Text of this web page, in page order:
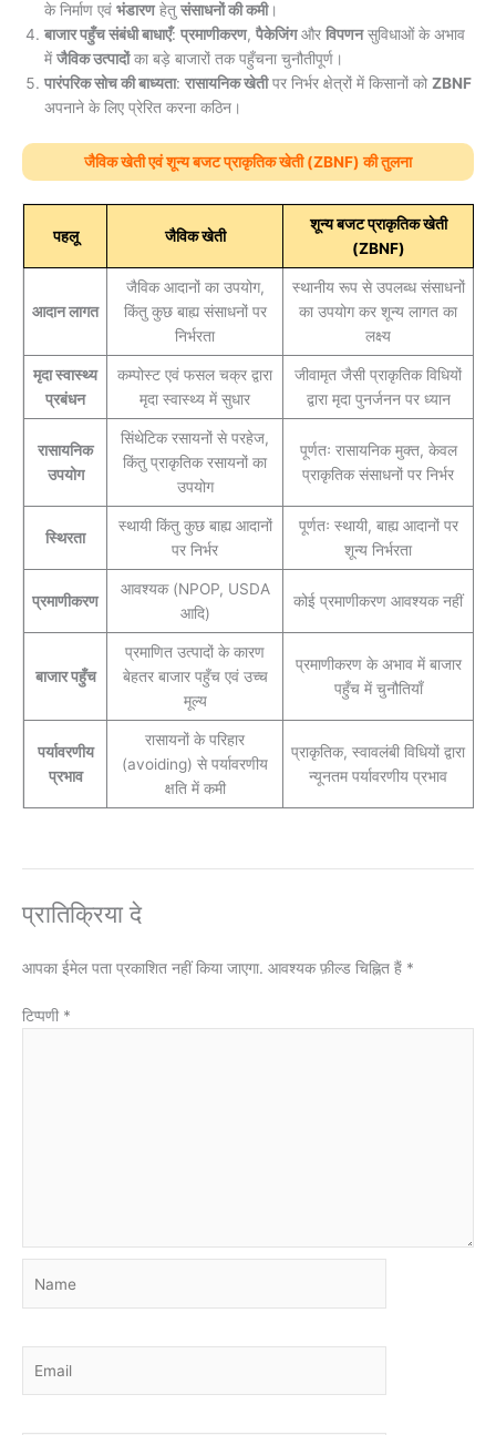
के निर्माण एवं भंडारणहेतु संसाधनों की कमी।
बाजार पहुँच संबंधी बाधाएँ: प्रमाणीकरण, पैकेजिंगऔर विपणनसुविधाओं के अभाव
मेंजैविक उत्पादोंका बड़े बाजारों तक पहुँचना चुनौतीपूर्ण।
पारंपरिक सोच की बाध्यता: रासायनिक खेतीपर निर्भर क्षेत्रों में किसानों को ZBNF
अपनाने के लिए प्रेरित करना कठिन।
जैविक खेती एवं शून्य बजट प्राकृतिक खेती (ZBNF) की तुलना
पहलू जैविक खेती
शून्य बजट प्राकृतिक खेती
(ZBNF)
आदान लागत
जैविक आदानों का उपयोग,
किंतु कुछ बाह्य संसाधनों पर
निर्भरता
स्थानीय रूप से उपलब्ध संसाधनों
का उपयोग कर शून्य लागत का
लक्ष्य
मृदा स्वास्थ्य
प्रबंधन
कम्पोस्ट एवं फसल चक्र द्वारा
मृदा स्वास्थ्य में सुधार
जीवामृत जैसी प्राकृतिक विधियों
द्वारा मृदा पुनर्जनन पर ध्यान
रासायनिक
उपयोग
सिंथेटिक रसायनों से परहेज,
किंतु प्राकृतिक रसायनों का
उपयोग
पूर्णतः रासायनिक मुक्त, केवल
प्राकृतिक संसाधनों पर निर्भर
स्थिरता
स्थायी किंतु कुछ बाह्य आदानों
पर निर्भर
पूर्णतः स्थायी, बाह्य आदानों पर
शून्य निर्भरता
प्रमाणीकरण
आवश्यक (NPOP, USDA
आदि)
कोई प्रमाणीकरण आवश्यक नहीं
बाजार पहुँच
प्रमाणित उत्पादों के कारण
बेहतर बाजार पहुँच एवं उच्च
मूल्य
प्रमाणीकरण के अभाव में बाजार
पहुँच में चुनौतियाँ
पर्यावरणीय
प्रभाव
रासायनों के परिहार
(avoiding) से पर्यावरणीय
क्षति में कमी
प्राकृतिक, स्वावलंबी विधियों द्वारा
न्यूनतम पर्यावरणीय प्रभाव
प्रातिक्रिया दे
आपका ईमेल पता प्रकाशित नहीं किया जाएगा. आवश्यक फ़ील्ड चिह्नित हैं *
टिप्पणी *